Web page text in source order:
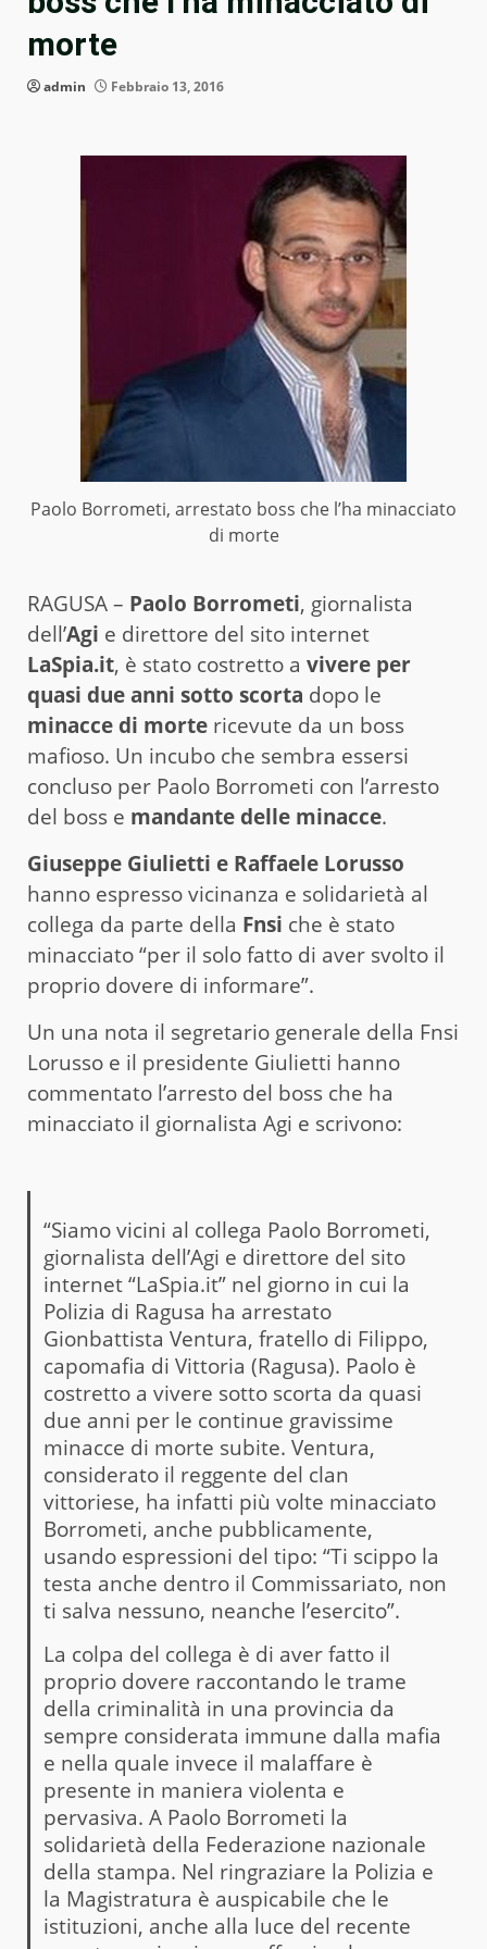
morte
admin Febbraio 13, 2016
Paolo Borrometi, arrestato boss che l’ha minacciato
di morte
RAGUSA – Paolo Borrometi, giornalista
dell’Agi e direttore del sito internet
LaSpia.it, è stato costretto a vivere per
quasi due anni sotto scorta dopo le
minacce di morte ricevute da un boss
mafioso. Un incubo che sembra essersi
concluso per Paolo Borrometi con l’arresto
del boss e mandante delle minacce.
Giuseppe Giulietti e Raffaele Lorusso
hanno espresso vicinanza e solidarietà al
collega da parte della Fnsi che è stato
minacciato “per il solo fatto di aver svolto il
proprio dovere di informare”.
Un una nota il segretario generale della Fnsi
Lorusso e il presidente Giulietti hanno
commentato l’arresto del boss che ha
minacciato il giornalista Agi e scrivono:
“Siamo vicini al collega Paolo Borrometi,
giornalista dell’Agi e direttore del sito
internet “LaSpia.it” nel giorno in cui la
Polizia di Ragusa ha arrestato
Gionbattista Ventura, fratello di Filippo,
capomafia di Vittoria (Ragusa). Paolo è
costretto a vivere sotto scorta da quasi
due anni per le continue gravissime
minacce di morte subite. Ventura,
considerato il reggente del clan
vittoriese, ha infatti più volte minacciato
Borrometi, anche pubblicamente,
usando espressioni del tipo: “Ti scippo la
testa anche dentro il Commissariato, non
ti salva nessuno, neanche l’esercito”.
La colpa del collega è di aver fatto il
proprio dovere raccontando le trame
della criminalità in una provincia da
sempre considerata immune dalla mafia
e nella quale invece il malaffare è
presente in maniera violenta e
pervasiva. A Paolo Borrometi la
solidarietà della Federazione nazionale
della stampa. Nel ringraziare la Polizia e
la Magistratura è auspicabile che le
istituzioni, anche alla luce del recente